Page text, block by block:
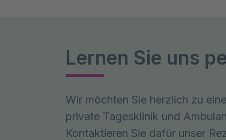
Lernen Sie uns
Wir möchten Sie herzlich zu
private Tagesklinik und
Kontaktieren Sie dafür unser